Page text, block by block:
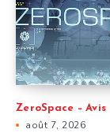
ZeroSpace – Avis
août 7, 2026